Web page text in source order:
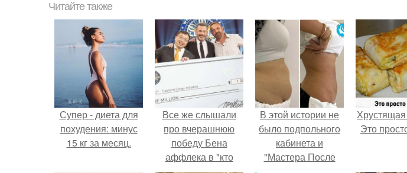
Читайте также
Супер - диета для
похудения: минус
15 кг за месяц.
Все же слышали
про вчерашнюю
победу Бена
аффлека в "кто
В этой истории не
было подпольного
кабинета и
"Мастера После
Хрустящая
Это